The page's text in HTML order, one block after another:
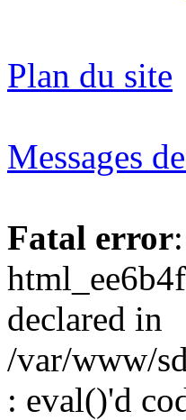
Plan du site
Messages
Fatal error
declared in
/var/www/
: eval()'d